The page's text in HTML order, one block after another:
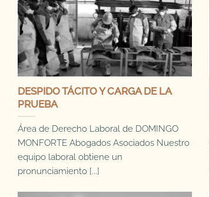
DESPIDO TÁCITO Y CARGA DE LA
PRUEBA
Área de Derecho Laboral de DOMINGO
MONFORTE Abogados Asociados Nuestro
equipo laboral obtiene un
pronunciamiento [...]